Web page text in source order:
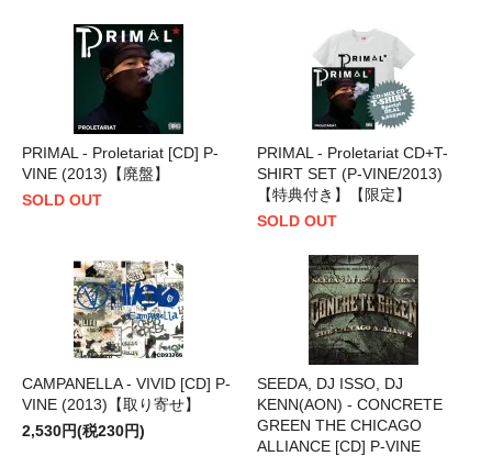
PRIMAL - Proletariat [CD] P-
VINE (2013)【廃盤】
SOLD OUT
PRIMAL - Proletariat CD+T-
SHIRT SET (P-VINE/2013)
【特典付き】【限定】
SOLD OUT
CAMPANELLA - VIVID [CD] P-
VINE (2013)【取り寄せ】
2,530円(税230円)
SEEDA, DJ ISSO, DJ
KENN(AON) - CONCRETE
GREEN THE CHICAGO
ALLIANCE [CD] P-VINE